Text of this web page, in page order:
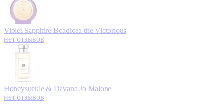
Violet Sapphire Boadicea the Victorious
нет отзывов
Honeysuckle & Davana Jo Malone
нет отзывов